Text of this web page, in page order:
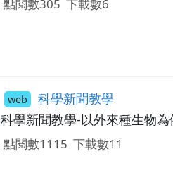
點閱數305 下載數6
web 科學新聞教學
科學新聞教學-以外來種生物為
點閱數1115 下載數11